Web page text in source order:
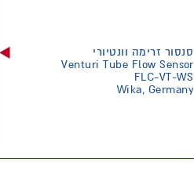
סנסור זרימה וונטיורי
Venturi Tube Flow Sensor
FLC-VT-WS
Wika, Germany